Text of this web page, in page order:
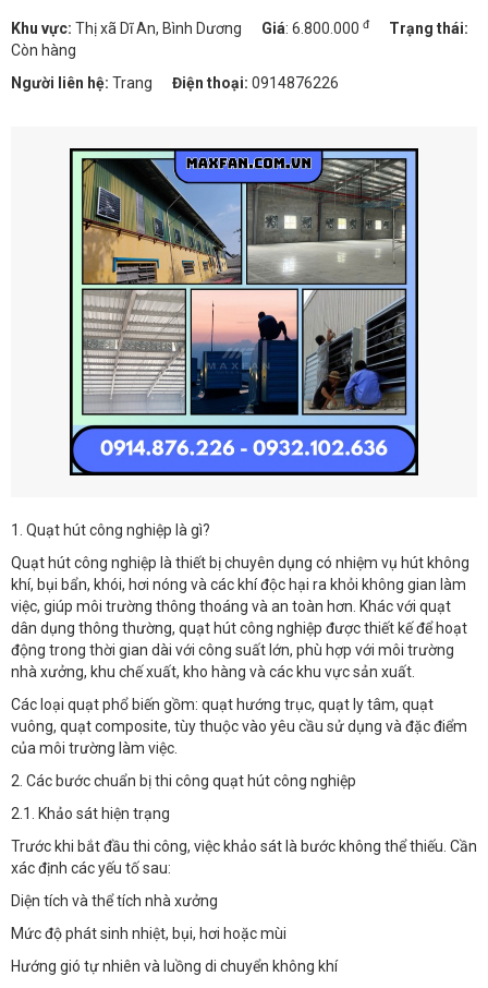
Khu vực: Thị xã Dĩ An, Bình Dương Giá: 6.800.000 đ
Trạng thái:
Còn hàng
Người liên hệ: Trang Điện thoại: 0914876226
1. Quạt hút công nghiệp là gì?
Quạt hút công nghiệp là thiết bị chuyên dụng có nhiệm vụ hút không
khí, bụi bẩn, khói, hơi nóng và các khí độc hại ra khỏi không gian làm
việc, giúp môi trường thông thoáng và an toàn hơn. Khác với quạt
dân dụng thông thường, quạt hút công nghiệp được thiết kế để hoạt
động trong thời gian dài với công suất lớn, phù hợp với môi trường
nhà xưởng, khu chế xuất, kho hàng và các khu vực sản xuất.
Các loại quạt phổ biến gồm: quạt hướng trục, quạt ly tâm, quạt
vuông, quạt composite, tùy thuộc vào yêu cầu sử dụng và đặc điểm
của môi trường làm việc.
2. Các bước chuẩn bị thi công quạt hút công nghiệp
2.1. Khảo sát hiện trạng
Trước khi bắt đầu thi công, việc khảo sát là bước không thể thiếu. Cần
xác định các yếu tố sau:
Diện tích và thể tích nhà xưởng
Mức độ phát sinh nhiệt, bụi, hơi hoặc mùi
Hướng gió tự nhiên và luồng di chuyển không khí